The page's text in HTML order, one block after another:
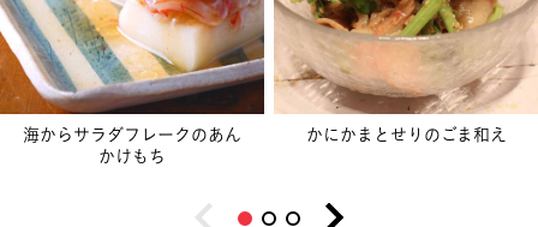
海からサラダフレークのあん
かけもち
かにかまとせりのごま和え